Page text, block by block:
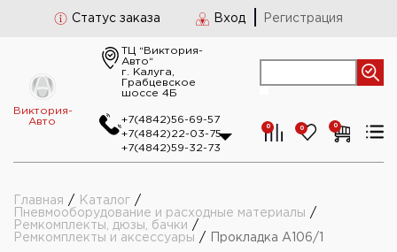
Статус заказа Вход Регистрация
Виктория-
Авто
ТЦ “Виктория-
Авто“
г. Калуга,
Грабцевское
шоссе 4Б
+7(4842)56-69-57
+7(4842)22-03-75
+7(4842)59-32-73
0 0 0
Главная / Каталог /
Пневмооборудование и расходные материалы /
Ремкомплекты, дюзы, бачки /
Ремкомплекты и аксессуары / Прокладка А106/1